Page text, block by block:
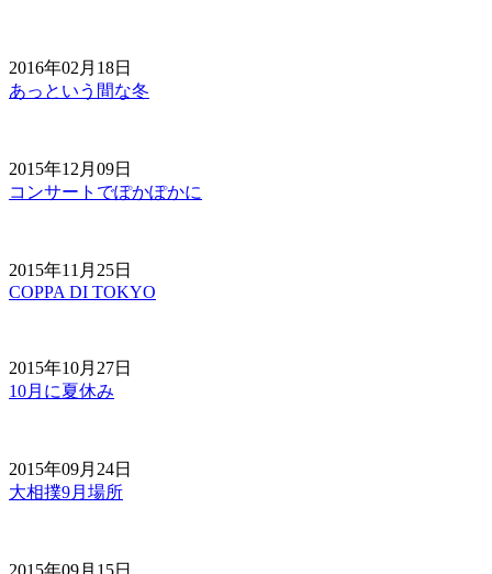
2016年02月18日
あっという間な冬
2015年12月09日
コンサートでぽかぽかに
2015年11月25日
COPPA DI TOKYO
2015年10月27日
10月に夏休み
2015年09月24日
大相撲9月場所
2015年09月15日